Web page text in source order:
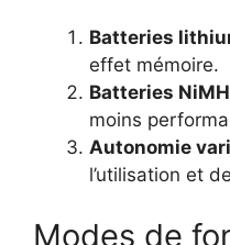
Batteries
effet mémoire.
Batteries NiMH
moins
Autonomie
l’utilisation et
Modes de